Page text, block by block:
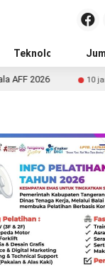
Teknologi
10 jam lalu Luka